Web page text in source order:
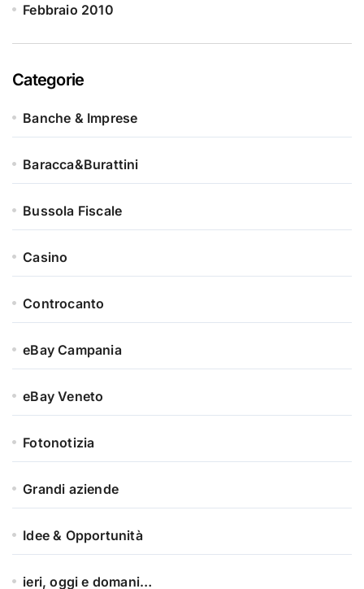
Febbraio 2010
Categorie
Banche & Imprese
Baracca&Burattini
Bussola Fiscale
Casino
Controcanto
eBay Campania
eBay Veneto
Fotonotizia
Grandi aziende
Idee & Opportunità
ieri, oggi e domani…